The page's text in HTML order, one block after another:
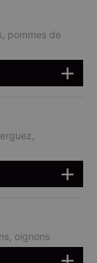
pommes de
oignons